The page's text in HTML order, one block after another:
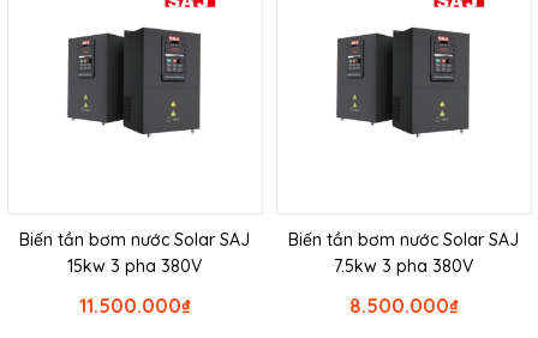
Biến tần bơm nước Solar SAJ
15kw 3 pha 380V
₫
11.500.000
Biến tần bơm nước Solar SAJ
7.5kw 3 pha 380V
₫
8.500.000